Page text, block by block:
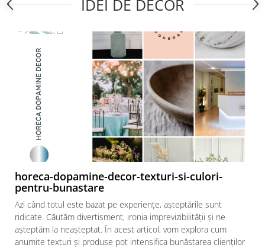
Margarete
Narcise
Wisteria
Capete flori
Cap minirosa
Cap orhidee phalaenopsis
Crengi decorative
Ghirlande
Copaci si Plante
Flori artificiale la ghiveci
Verdeata decorativa
Petrecere fetite
Petrecere Adulti
IDEI DE DECOR
horeca-dopamine-decor-texturi-si-culori-
pentru-bunastare
Azi când totul este bazat pe experiențe, așteptările sunt
ridicate. Căutăm divertisment, ironia imprevizibilității și ne
așteptăm la neașteptat. În acest articol, vom explora cum
anumite texturi și produse pot intensifica bunăstarea clienților